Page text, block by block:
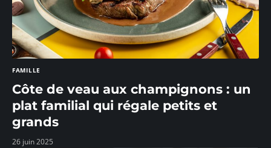
FAMILLE
Côte de veau aux champignons : un
plat familial qui régale petits et
grands
26 juin 2025